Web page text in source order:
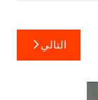
التالي